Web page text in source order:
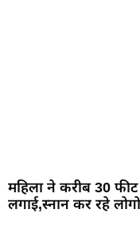
महिला ने करीब 30
लगाई,स्नान कर रहे